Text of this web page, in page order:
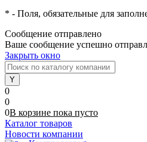
* - Поля, обязательные для
Сообщение отправлено
Ваше сообщение успешно
Закрыть окно
0
0
0В корзине пока пусто
Каталог товаров
Новости компании